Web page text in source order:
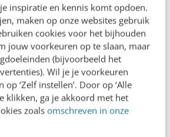
inspiratie en kennis komt opdoen.
maken op onze websites gebruik
cookies voor het bijhouden
jouw voorkeuren op te slaan, maar
(bijvoorbeeld het
Wil je je voorkeuren
op ‘Zelf instellen’. Door op ‘Alle
klikken, ga je akkoord met het
zoals omschreven in onze